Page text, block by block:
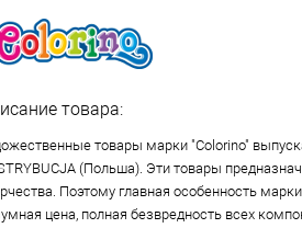
товара:
товары марки "Colorino"
(Польша). Эти товары
Поэтому главная особенность
цена, полная безвредность всех